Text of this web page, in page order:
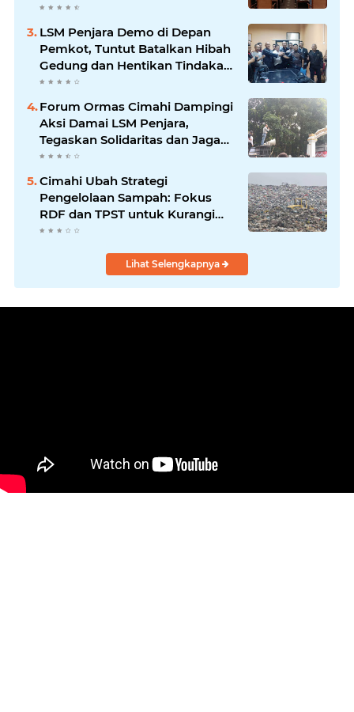
LSM Penjara Demo di Depan
Pemkot, Tuntut Batalkan Hibah
Gedung dan Hentikan Tindakan
Sewenang-wenang
Forum Ormas Cimahi Dampingi
Aksi Damai LSM Penjara,
Tegaskan Solidaritas dan Jaga
Kondusivitas
Cimahi Ubah Strategi
Pengelolaan Sampah: Fokus
RDF dan TPST untuk Kurangi
Ketergantungan TPA
Lihat Selengkapnya